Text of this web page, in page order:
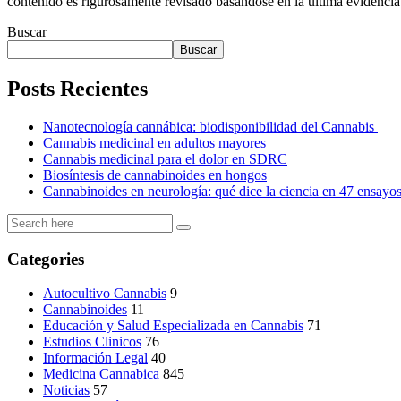
Buscar
Buscar
Posts Recientes
Nanotecnología cannábica: biodisponibilidad del Cannabis
Cannabis medicinal en adultos mayores
Cannabis medicinal para el dolor en SDRC
Biosíntesis de cannabinoides en hongos
Cannabinoides en neurología: qué dice la ciencia en 47 ensayos
Categories
Autocultivo Cannabis 9
Cannabinoides 11
Educación y Salud Especializada en Cannabis 71
Estudios Clinicos 76
Información Legal 40
Medicina Cannabica 845
Noticias 57